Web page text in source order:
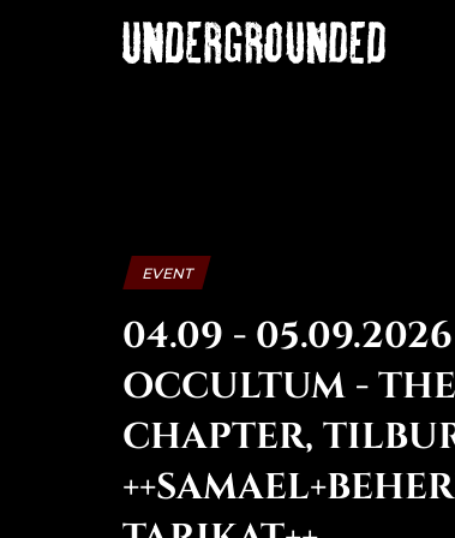
EVENT
04.09 -
OCCULTUM -
CHAPTER,